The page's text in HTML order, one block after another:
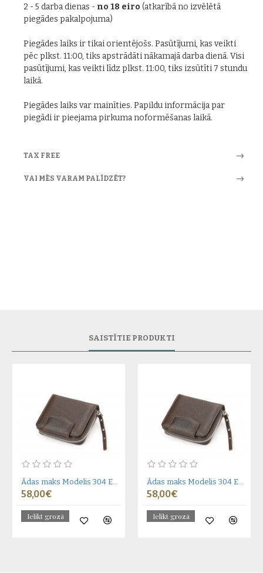
2 - 5 darba dienas - no 18 eiro (atkarībā no izvēlētā
piegādes pakalpojuma)
Piegādes laiks ir tikai orientējošs. Pasūtījumi, kas veikti
pēc plkst. 11:00, tiks apstrādāti nākamajā darba dienā. Visi
pasūtījumi, kas veikti līdz plkst. 11:00, tiks izsūtīti 7 stundu
laikā.
Piegādes laiks var mainīties. Papildu informācija par
piegādi ir pieejama pirkuma noformēšanas laikā.
TAX FREE
VAI MĒS VARAM PALĪDZĒT?
SAISTĪTIE PRODUKTI
58,00€
Ielikt grozā
58,00€
Ielikt grozā